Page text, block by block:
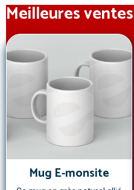
Meilleures ventes
Mug E-monsite